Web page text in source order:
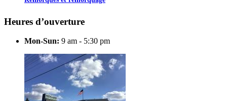
Heures d’ouverture
Mon-Sun: 9 am - 5:30 pm